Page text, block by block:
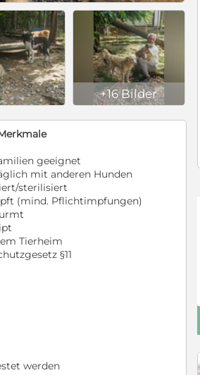
+16 Bilder
geeignet
mit anderen Hunden
sterilisiert
(mind. Pflichtimpfungen)
Tierheim
§11
werden